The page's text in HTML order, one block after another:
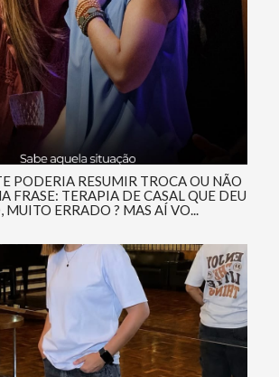
PODERIA RESUMIR TROCA OU NÃO
FRASE: TERAPIA DE CASAL QUE DEU
MUITO ERRADO ? MAS AÍ VO...